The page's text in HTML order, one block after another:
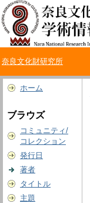
奈良文化財研究所
ホーム
ブラウズ
コミュニティ/
コレクション
発行日
著者
タイトル
主題